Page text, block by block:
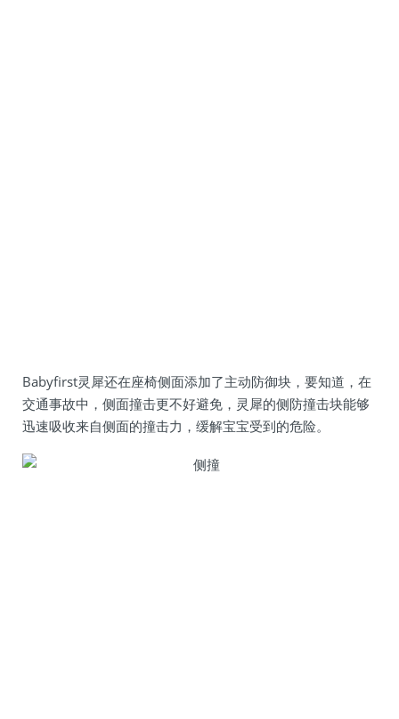
Babyfirst灵犀还在座椅侧面添加了主动防御块，要知道，在
交通事故中，侧面撞击更不好避免，灵犀的侧防撞击块能够
迅速吸收来自侧面的撞击力，缓解宝宝受到的危险。